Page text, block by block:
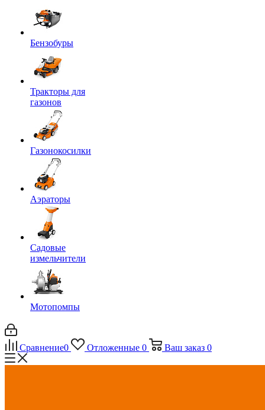
Бензобуры
Тракторы для
газонов
Газонокосилки
Аэраторы
Садовые
измельчители
Мотопомпы
Сравнение0 Отложенные 0 Ваш заказ 0